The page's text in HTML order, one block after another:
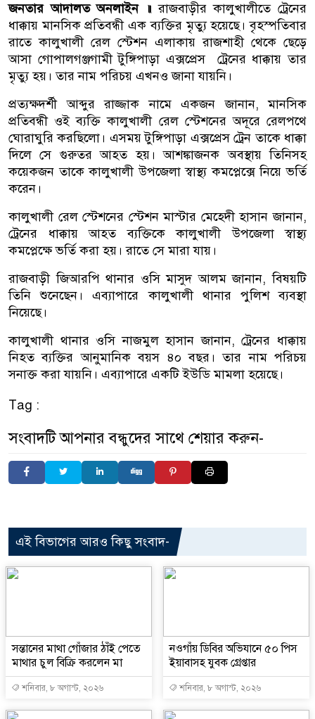
জনতার আদালত অনলাইন ॥রাজবাড়ীর কালুখালীতে ট্রেনের
ধাক্কায় মানসিক প্রতিবন্ধী এক ব্যক্তির মৃত্যু হয়েছে। বৃহস্পতিবার
রাতে কালুখালী রেল স্টেশন এলাকায় রাজশাহী থেকে ছেড়ে
আসা গোপালগঞ্জগামী টুঙ্গিপাড়া এক্সপ্রেস ট্রেনের ধাক্কায় তার
মৃত্যু হয়। তার নাম পরিচয় এখনও জানা যায়নি।
প্রত্যক্ষদর্শী আব্দুর রাজ্জাক নামে একজন জানান, মানসিক
প্রতিবন্ধী ওই ব্যক্তি কালুখালী রেল স্টেশনের অদূরে রেলপথে
ঘোরাঘুরি করছিলো। এসময় টুঙ্গিপাড়া এক্সপ্রেস ট্রেন তাকে ধাক্কা
দিলে সে গুরুতর আহত হয়। আশঙ্কাজনক অবস্থায় তিনিসহ
কয়েকজন তাকে কালুখালী উপজেলা স্বাস্থ্য কমপ্লেক্সে নিয়ে ভর্তি
করেন।
কালুখালী রেল স্টেশনের স্টেশন মাস্টার মেহেদী হাসান জানান,
ট্রেনের ধাক্কায় আহত ব্যক্তিকে কালুখালী উপজেলা স্বাস্থ্য
কমপ্লেক্ষে ভর্তি করা হয়। রাতে সে মারা যায়।
রাজবাড়ী জিআরপি থানার ওসি মাসুদ আলম জানান, বিষয়টি
তিনি শুনেছেন। এব্যাপারে কালুখালী থানার পুলিশ ব্যবস্থা
নিয়েছে।
কালুখালী থানার ওসি নাজমুল হাসান জানান, ট্রেনের ধাক্কায়
নিহত ব্যক্তির আনুমানিক বয়স ৪০ বছর। তার নাম পরিচয়
সনাক্ত করা যায়নি। এব্যাপারে একটি ইউডি মামলা হয়েছে।
Tag :
সংবাদটি আপনার বন্ধুদের সাথে শেয়ার করুন-
এই বিভাগের আরও কিছু সংবাদ-
সন্তানের মাথা গোঁজার ঠাঁই পেতে
মাথার চুল বিক্রি করলেন মা
শনিবার, ৮ অগাস্ট, ২০২৬
নওগাঁয় ডিবির অভিযানে ৫০ পিস
ইয়াবাসহ যুবক গ্রেপ্তার
শনিবার, ৮ অগাস্ট, ২০২৬